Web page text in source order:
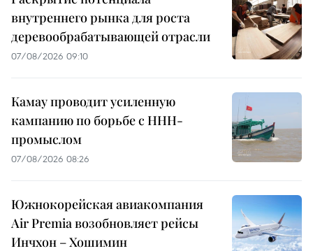
внутреннего рынка для роста
деревообрабатывающей отрасли
07/08/2026 09:10
Камау проводит усиленную
кампанию по борьбе с ННН-
промыслом
07/08/2026 08:26
Южнокорейская авиакомпания
Air Premia возобновляет рейсы
Инчхон – Хошимин